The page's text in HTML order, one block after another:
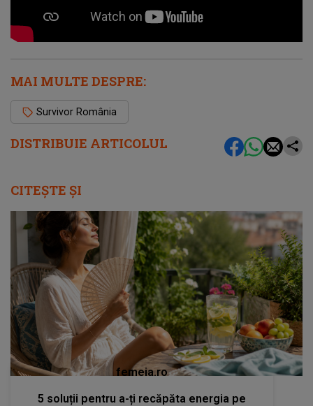
DISTRIBUIE ARTICOLUL
MAI MULTE DESPRE:
Survivor România
CITEȘTE ȘI
femeia.ro
5 soluții pentru a-ți recăpăta energia pe